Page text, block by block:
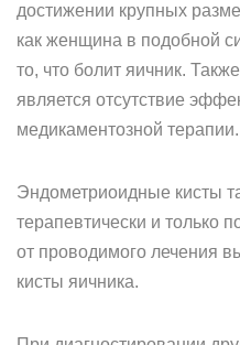
достижении крупных
как женщина в подобной
то, что болит яичник.
является отсутствие
медикаментозной терапии.
Эндометриоидные кисты
терапевтически и только
от проводимого лечения
кисты яичника.